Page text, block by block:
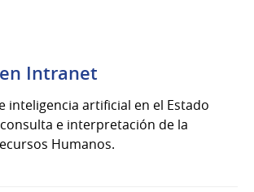
Intranet
inteligencia artificial en el Estado
e interpretación de la
Humanos.